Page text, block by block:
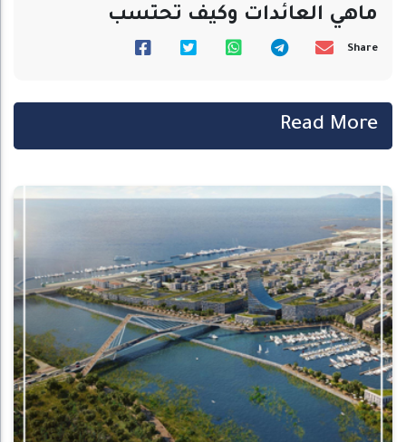
ماهي العائدات وكيف تحتسب
Share
Read More